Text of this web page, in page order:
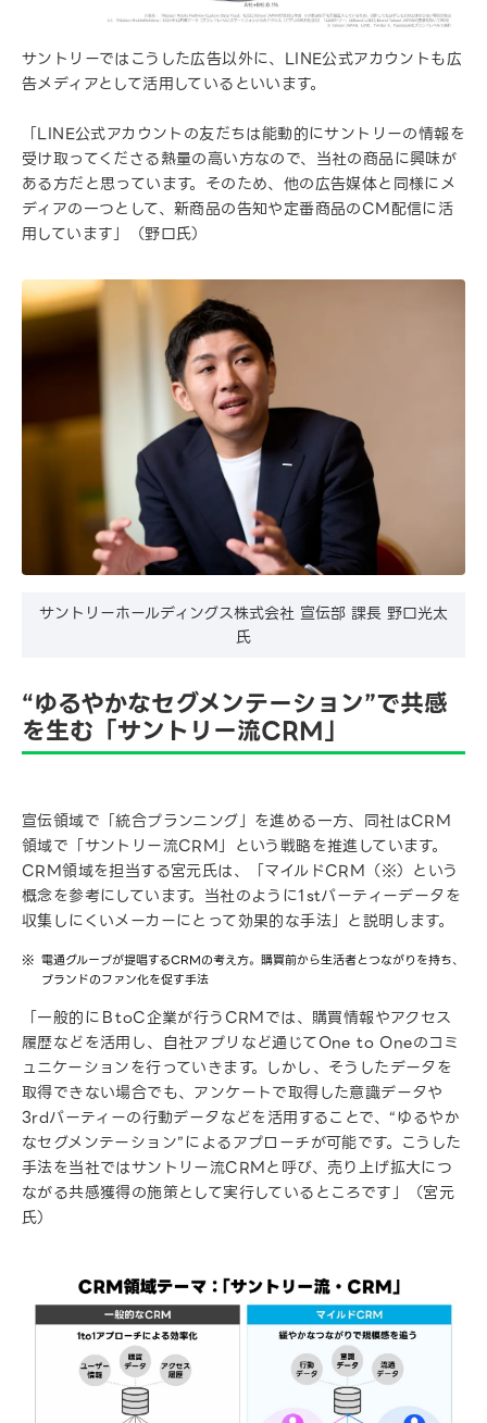
サントリーではこうした広告以外に、LINE公式アカウントも広
告メディアとして活用しているといいます。
「LINE公式アカウントの友だちは能動的にサントリーの情報を
受け取ってくださる熱量の高い方なので、当社の商品に興味が
ある方だと思っています。そのため、他の広告媒体と同様にメ
ディアの一つとして、新商品の告知や定番商品のCM配信に活
用しています」（野口氏）
サントリーホールディングス株式会社 宣伝部 課長 野口光太
氏
“ゆるやかなセグメンテーション”で共感
を生む「サントリー流CRM」
宣伝領域で「統合プランニング」を進める一方、同社はCRM
領域で「サントリー流CRM」という戦略を推進しています。
CRM領域を担当する宮元氏は、「マイルドCRM（※）という
概念を参考にしています。当社のように1stパーティーデータを
収集しにくいメーカーにとって効果的な手法」と説明します。
電通グループが提唱するCRMの考え方。購買前から生活者とつながりを持ち、
ブランドのファン化を促す手法
「一般的にＢtoC企業が行うCRMでは、購買情報やアクセス
履歴などを活用し、自社アプリなど通じてOne to Oneのコミ
ュニケーションを行っていきます。しかし、そうしたデータを
取得できない場合でも、アンケートで取得した意識データや
3rdパーティーの行動データなどを活用することで、“ゆるやか
なセグメンテーション”によるアプローチが可能です。こうした
手法を当社ではサントリー流CRMと呼び、売り上げ拡大につ
ながる共感獲得の施策として実行しているところです」（宮元
氏）